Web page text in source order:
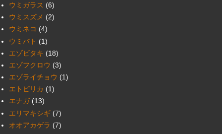
ウミガラス (6)
ウミスズメ (2)
ウミネコ (4)
ウミバト (1)
エゾビタキ (18)
エゾフクロウ (3)
エゾライチョウ (1)
エトピリカ (1)
エナガ (13)
エリマキシギ (7)
オオアカゲラ (7)